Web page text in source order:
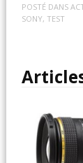
POSTÉ DANS
SONY, TEST